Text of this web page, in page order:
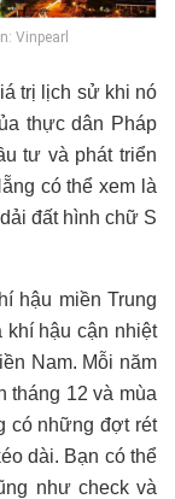
Vinpearl
trị lịch sử khi nó
thực dân Pháp
tư và phát triển
có thể xem là
đất hình chữ S
hậu miền Trung
hậu cận nhiệt
Nam. Mỗi năm
tháng 12 và mùa
có những đợt rét
dài. Bạn có thể
như check và